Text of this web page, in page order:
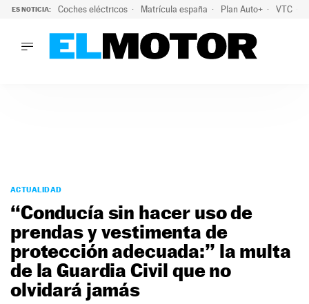
ES NOTICIA: Coches eléctricos Matrícula españa Plan Auto+ VTC
PODCAST
MOTOS
TECNOLOGÍA
SUPERCOCHES
MOTORTV
PREMIOS
SERVICIOS
ACTUALIDAD
“Conducía sin hacer uso de
prendas y vestimenta de
protección adecuada:” la multa
de la Guardia Civil que no
olvidará jamás